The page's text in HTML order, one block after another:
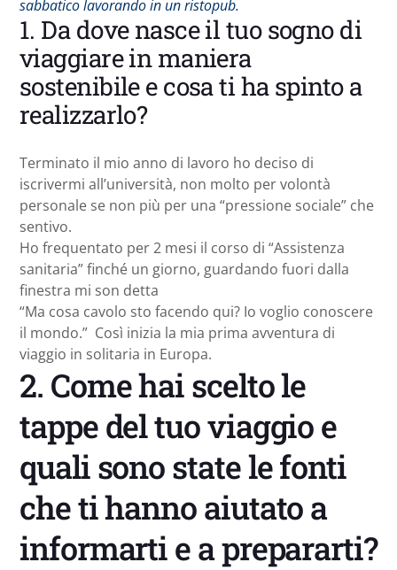
sabbatico lavorando in un ristopub.
1. Da dove nasce il tuo sogno di
viaggiare in maniera
sostenibile e cosa ti ha spinto a
realizzarlo?
Terminato il mio anno di lavoro ho deciso di
iscrivermi all’università, non molto per volontà
personale se non più per una “pressione sociale” che
sentivo.
Ho frequentato per 2 mesi il corso di “Assistenza
sanitaria” finché un giorno, guardando fuori dalla
finestra mi son detta
“Ma cosa cavolo sto facendo qui? Io voglio conoscere
il mondo.” Così inizia la mia prima avventura di
viaggio in solitaria in Europa.
2. Come hai scelto le
tappe del tuo viaggio e
quali sono state le fonti
che ti hanno aiutato a
informarti e a prepararti?